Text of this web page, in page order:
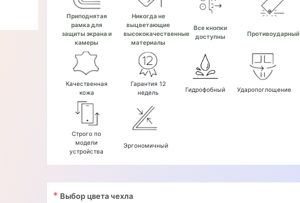
Приподнятая
рамка для
защиты экрана и
камеры
Никогда не
выцветающие
высококачественные
материалы
Все кнопки
доступны
Противоударный
Качественная
кожа
Гарантия 12
недель
Гидрофобный Ударопоглощение
Строго по
модели
устройства
Эргономичный
* Выбор цвета чехла